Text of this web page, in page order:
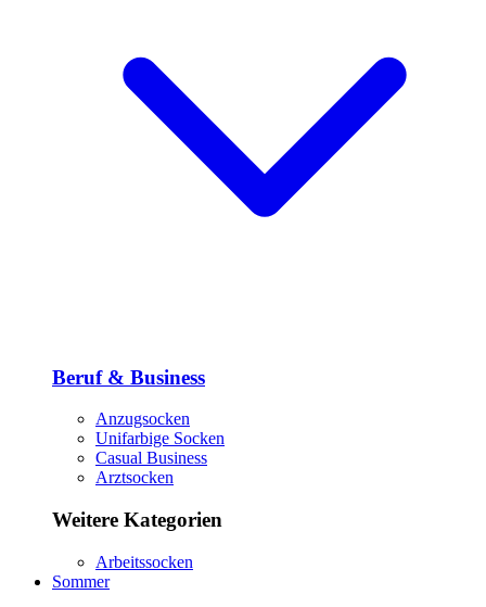
Beruf & Business
Anzugsocken
Unifarbige Socken
Casual Business
Arztsocken
Weitere Kategorien
Arbeitssocken
Sommer